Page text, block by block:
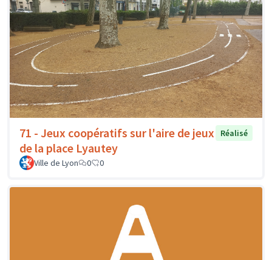
71 - Jeux coopératifs sur l'aire de jeux
de la place Lyautey
Réalisé
Ville de Lyon 0 0